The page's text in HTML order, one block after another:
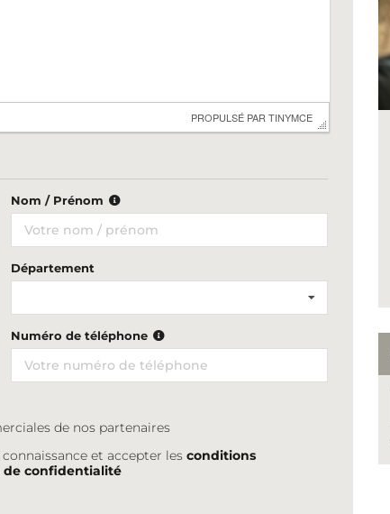
PROPULSÉ PAR TINYMCE
Nom / Prénom
Département
Numéro de téléphone
de nos partenaires
et accepter lesconditions
de confidentialité